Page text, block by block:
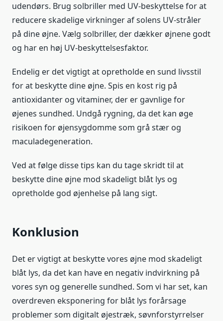
udendørs. Brug solbriller med UV-beskyttelse for at
reducere skadelige virkninger af solens UV-stråler
på dine øjne. Vælg solbriller, der dækker øjnene godt
og har en høj UV-beskyttelsesfaktor.
Endelig er det vigtigt at opretholde en sund livsstil
for at beskytte dine øjne. Spis en kost rig på
antioxidanter og vitaminer, der er gavnlige for
øjenes sundhed. Undgå rygning, da det kan øge
risikoen for øjensygdomme som grå stær og
maculadegeneration.
Ved at følge disse tips kan du tage skridt til at
beskytte dine øjne mod skadeligt blåt lys og
opretholde god øjenhelse på lang sigt.
Konklusion
Det er vigtigt at beskytte vores øjne mod skadeligt
blåt lys, da det kan have en negativ indvirkning på
vores syn og generelle sundhed. Som vi har set, kan
overdreven eksponering for blåt lys forårsage
problemer som digitalt øjestræk, søvnforstyrrelser